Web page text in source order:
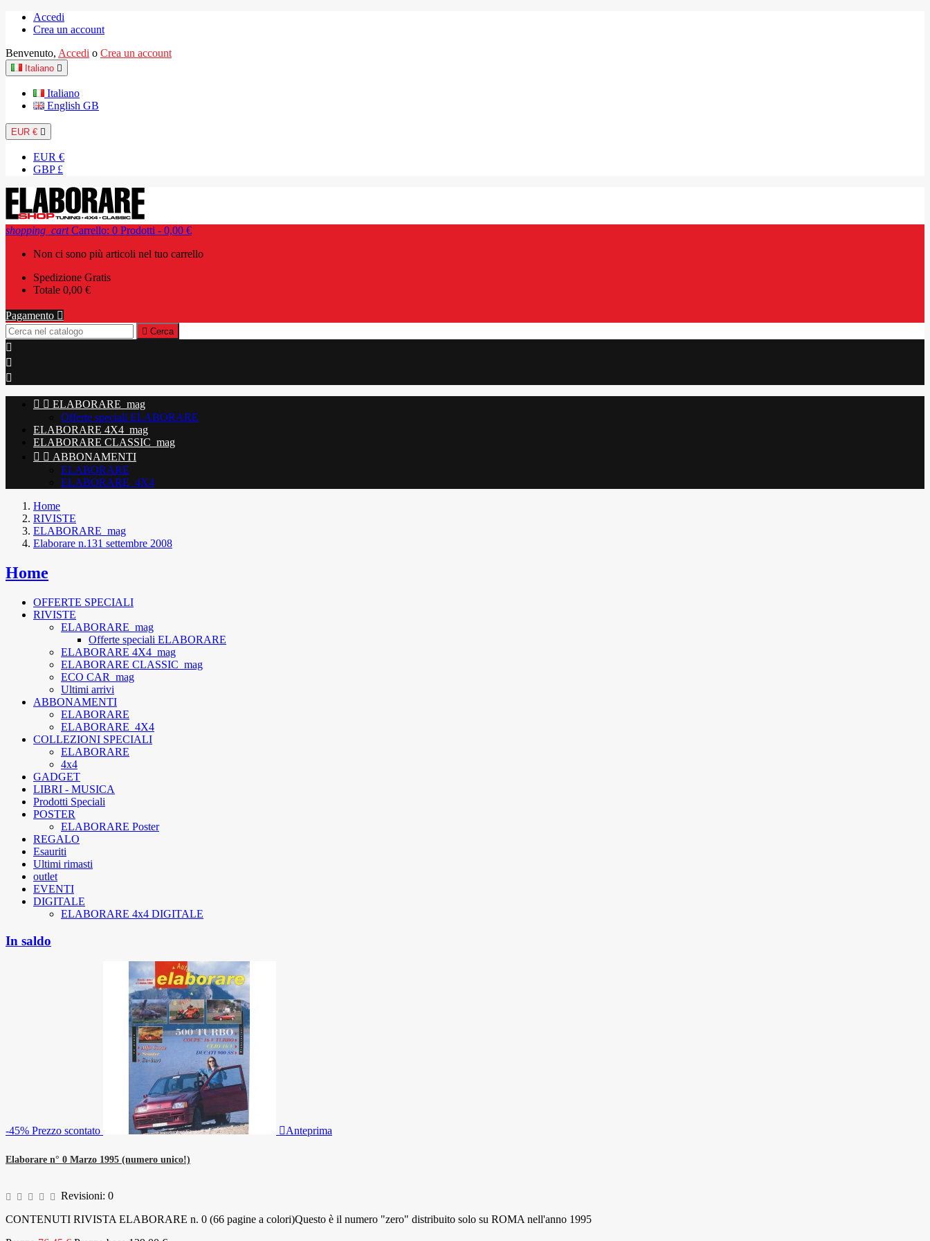
Accedi
Crea un account
Benvenuto, Accedi o Crea un account
Italiano 
Italiano
English GB
EUR € 
EUR €
GBP £
shopping_cart Carrello: 0 Prodotti - 0,00 €
Non ci sono più articoli nel tuo carrello
Spedizione Gratis
Totale 0,00 €
Pagamento 
 Cerca



  ELABORARE_mag
Offerte speciali ELABORARE
ELABORARE 4X4_mag
ELABORARE CLASSIC_mag
  ABBONAMENTI
ELABORARE
ELABORARE_4X4
Home
RIVISTE
ELABORARE_mag
Elaborare n.131 settembre 2008
Home
OFFERTE SPECIALI
RIVISTE
ELABORARE_mag
Offerte speciali ELABORARE
ELABORARE 4X4_mag
ELABORARE CLASSIC_mag
ECO CAR_mag
Ultimi arrivi
ABBONAMENTI
ELABORARE
ELABORARE_4X4
COLLEZIONI SPECIALI
ELABORARE
4x4
GADGET
LIBRI - MUSICA
Prodotti Speciali
POSTER
ELABORARE Poster
REGALO
Esauriti
Ultimi rimasti
outlet
EVENTI
DIGITALE
ELABORARE 4x4 DIGITALE
In saldo
-45% Prezzo scontato Anteprima
Elaborare n° 0 Marzo 1995 (numero unico!)
Revisioni: 0
CONTENUTI RIVISTA ELABORARE n. 0 (66 pagine a colori)Questo è il numero "zero" distribuito solo su ROMA nell'anno 1995